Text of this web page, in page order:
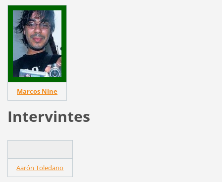
Marcos Nine
Intervintes
Aarón Toledano